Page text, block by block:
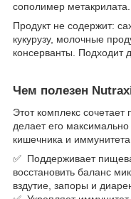
сополимер метакрилата.
Продукт не содержит:
кукурузу, молочные
консерванты. Подходит
Чем полезен
Этот комплекс сочетает
делает его
кишечника и
✅ Поддерживает
восстановить баланс
вздутие, запоры и